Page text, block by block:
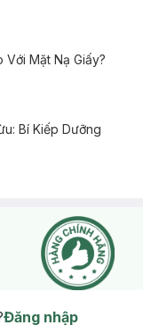
Với Mặt Nạ Giấy?
Bí Kiếp Dưỡng
Đăng nhập